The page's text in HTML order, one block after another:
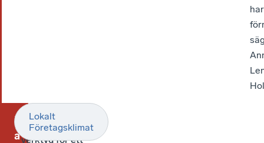
har
F
a
SEKTION
Konkreta
verktyg för ett
Lokalt
Företagsklimat